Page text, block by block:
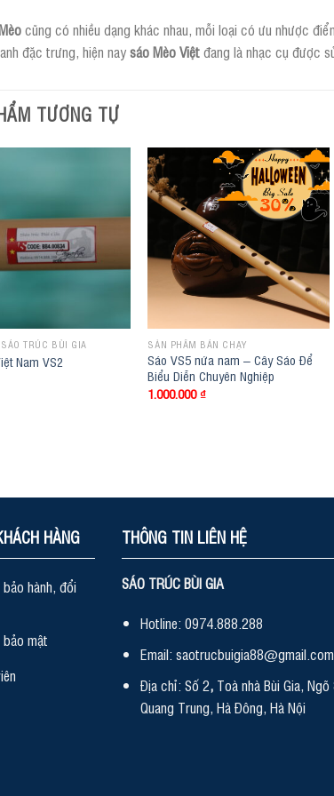
cũng có nhiều dạng khác nhau, mỗi loại có ưu nhược
đặc trưng, hiện naysáo Mèo Việtđang là nhạc cụ được
TƯƠNG TỰ
TRÚC BÙI GIA
Nam VS2
SẢN PHẨM BÁN CHẠY
Sáo VS5 nứa nam – Cây Sáo Để
Biểu Diễn Chuyên Nghiệp
1.000.000₫
HÀNG
hành, đổi
bảo mật
THÔNG TIN LIÊN HỆ
SÁO TRÚC BÙI GIA
Hotline: 0974.888.288
Email: saotrucbuigia88@gmail.com
Địa chỉ: Số 2, Toà nhà Bùi Gia,
Quang Trung, Hà Đông, Hà Nội